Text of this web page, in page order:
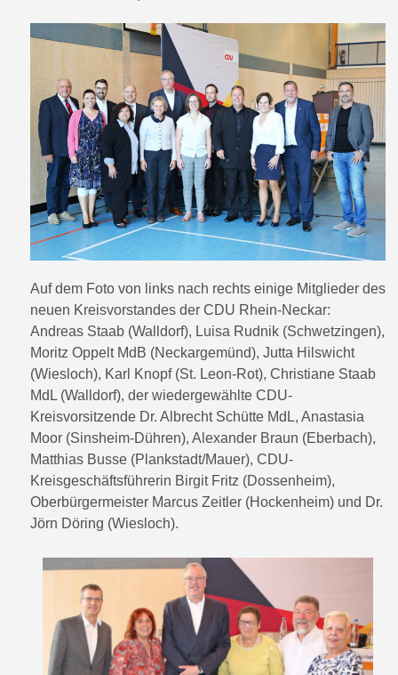
Auf dem Foto von links nach rechts einige Mitglieder des
neuen Kreisvorstandes der CDU Rhein-Neckar:
Andreas Staab (Walldorf), Luisa Rudnik (Schwetzingen),
Moritz Oppelt MdB (Neckargemünd), Jutta Hilswicht
(Wiesloch), Karl Knopf (St. Leon-Rot), Christiane Staab
MdL (Walldorf), der wiedergewählte CDU-
Kreisvorsitzende Dr. Albrecht Schütte MdL, Anastasia
Moor (Sinsheim-Dühren), Alexander Braun (Eberbach),
Matthias Busse (Plankstadt/Mauer), CDU-
Kreisgeschäftsführerin Birgit Fritz (Dossenheim),
Oberbürgermeister Marcus Zeitler (Hockenheim) und Dr.
Jörn Döring (Wiesloch).